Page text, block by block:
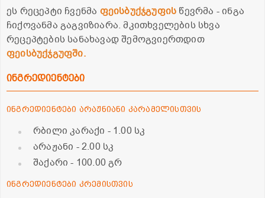
ეს რეცეპტი ჩვენმა ფეისბუქჯგუფის წევრმა - ინგა
ჩიქოვანმა გაგვიზიარა. მკითხველების სხვა
რეცეპტების სანახავად შემოგვიერთდით
ფეისბუქჯგუფში.
ინგრედიენტები
ინგრედიენტები არაჟნიანი კარამელისთვის
რბილი კარაქი - 1.00 სკ
არაჟანი - 2.00 სკ
შაქარი- 100.00 გრ
ინგრედიენტები კრემისთვის